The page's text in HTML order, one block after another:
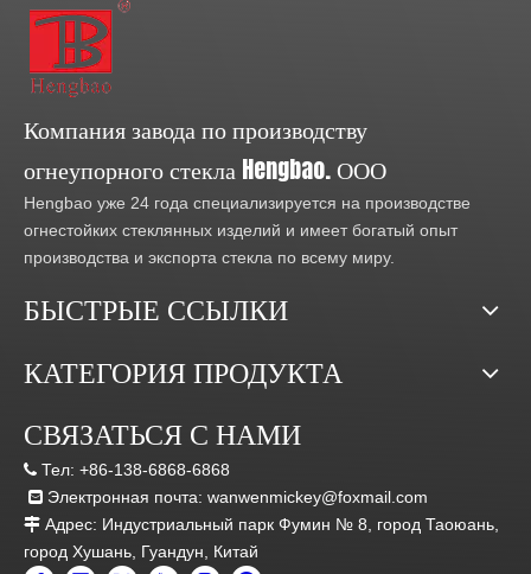
Компания завода по производству
огнеупорного стекла Hengbao. ООО
Hengbao уже 24 года специализируется на производстве
огнестойких стеклянных изделий и имеет богатый опыт
производства и экспорта стекла по всему миру.
БЫСТРЫЕ ССЫЛКИ
КАТЕГОРИЯ ПРОДУКТА
СВЯЗАТЬСЯ С НАМИ
 Тел: +86-138-6868-6868
 Электронная почта: wanwenmickey@foxmail.com
 Адрес: Индустриальный парк Фумин № 8, город Таоюань,
город Хушань, Гуандун, Китай